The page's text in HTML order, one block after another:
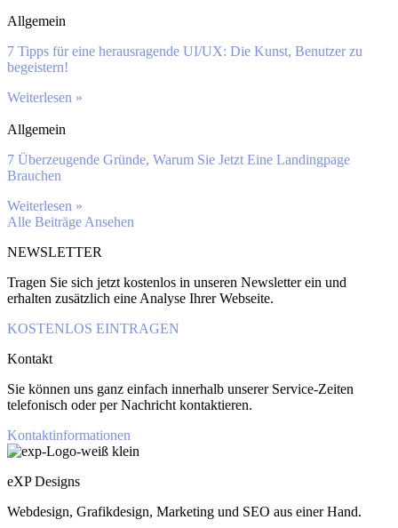
Allgemein
7 Tipps für eine herausragende UI/UX: Die Kunst, Benutzer zu
begeistern!
Weiterlesen »
Allgemein
7 Überzeugende Gründe, Warum Sie Jetzt Eine Landingpage
Brauchen
Weiterlesen »
Alle Beiträge Ansehen
NEWSLETTER
Tragen Sie sich jetzt kostenlos in unseren Newsletter ein und
erhalten zusätzlich eine Analyse Ihrer Webseite.
KOSTENLOS EINTRAGEN
Kontakt
Sie können uns ganz einfach innerhalb unserer Service-Zeiten
telefonisch oder per Nachricht kontaktieren.
Kontaktinformationen
eXP Designs
Webdesign, Grafikdesign, Marketing und SEO aus einer Hand.